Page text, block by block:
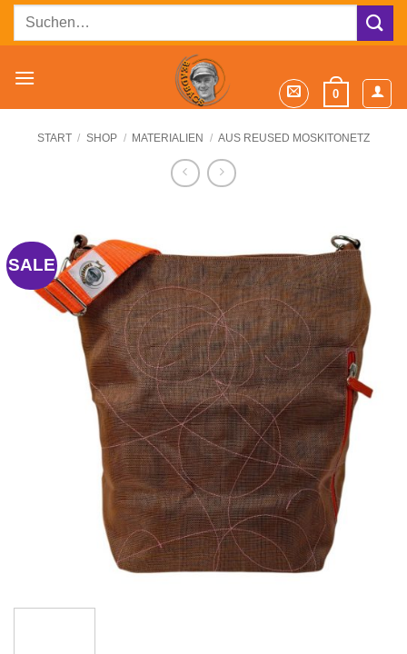
ZumSuchen
0
START / SHOP / MATERIALIEN / AUS REUSED MOSKITONETZ
SALE